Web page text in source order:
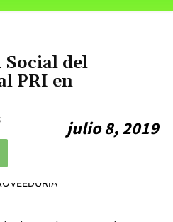
Social del
PRI en
julio 8, 2019